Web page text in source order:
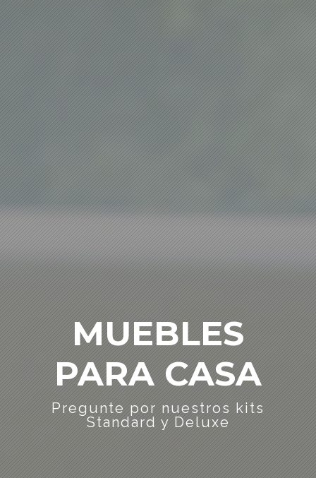
MUEBLES
PARA CASA
Pregunte por nuestros kits
Standard y Deluxe